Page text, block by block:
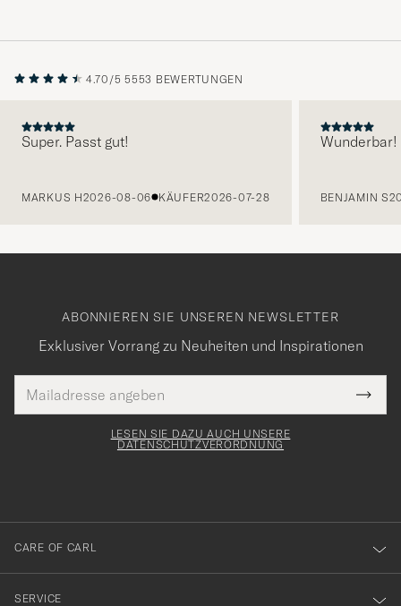
4.70/5 5553 BEWERTUNGEN
Super. Passt gut!
MARKUS H2026-08-06 KÄUFER2026-07-28
Wunderbar!
BENJAMIN S
ABONNIEREN SIE UNSEREN NEWSLETTER
Exklusiver Vorrang zu Neuheiten und Inspirationen
Mail
Adresse
Tack
för
dig
till
vårt
nyhetsbrev!
LESEN SIE DAZU AUCH UNSERE
DATENSCHUTZVERORDNUNG
CARE OF CARL
SERVICE